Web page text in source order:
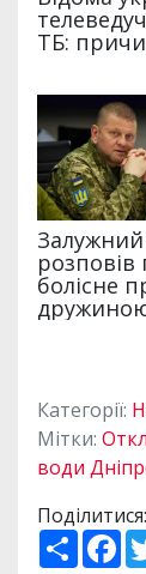
Категорії:
Мітки:
води
Поділитися:
П
о
F
a